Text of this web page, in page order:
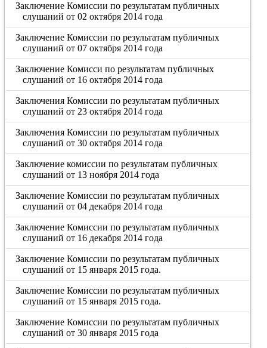
Заключение Комиссии по результатам публичных
слушаний от 02 октября 2014 года
Заключение Комиссии по результатам публичных
слушаний от 07 октября 2014 года
Заключение Комисси по результатам публичных
слушаний от 16 октября 2014 года
Заключения Комиссии по результатам публичных
слушаний от 23 октября 2014 года
Заключения Комиссии по результатам публичных
слушаний от 30 октября 2014 года
Заключение комиссии по результатам публичных
слушаний от 13 ноября 2014 года
Заключение Комиссии по результатам публичных
слушаний от 04 декабря 2014 года
Заключение Комиссии по результатам публичных
слушаний от 16 декабря 2014 года
Заключение Комиссии по результатам публичных
слушаний от 15 января 2015 года.
Заключение Комиссии по результатам публичных
слушаний от 15 января 2015 года.
Заключение Комиссии по результатам публичных
слушаний от 30 января 2015 года